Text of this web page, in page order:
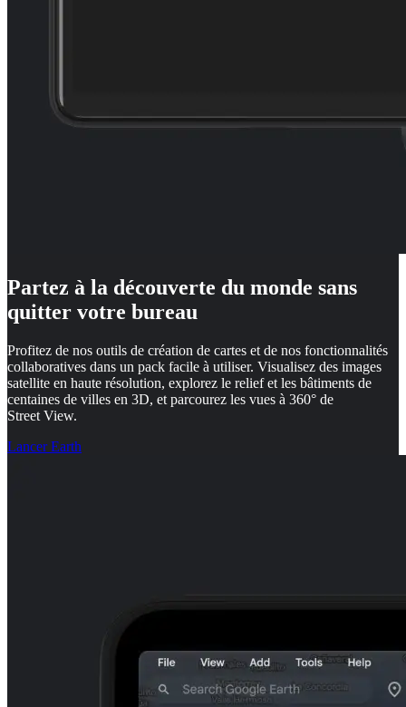
Partez à la découverte du monde sans
quitter votre bureau
Profitez de nos outils de création de cartes et de nos fonctionnalités
collaboratives dans un pack facile à utiliser. Visualisez des images
satellite en haute résolution, explorez le relief et les bâtiments de
centaines de villes en 3D, et parcourez les vues à 360° de
Street View.
Lancer Earth